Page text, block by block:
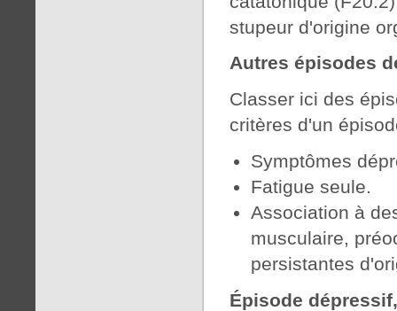
stupeur d'origine
Autres épisodes
Classer ici des
critères d'un
Symptômes
Fatigue seule.
Association à
musculaire,
persistantes
Épisode